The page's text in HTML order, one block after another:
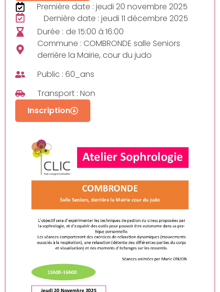
Première date : jeudi 20 novembre 2025
Dernière date : jeudi 11 décembre 2025
Durée : de 15:00 à 16:00
Commune : COMBRONDE salle Seniors
derrière la Mairie, cour du judo
Public : 60_ans
Transport : Non
Inscription